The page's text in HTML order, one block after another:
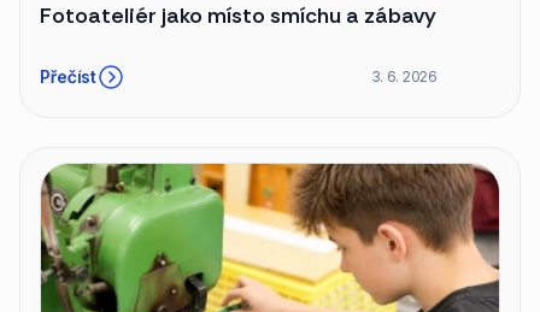
Fotoateliér jako místo smíchu a zábavy
Přečíst 3. 6. 2026